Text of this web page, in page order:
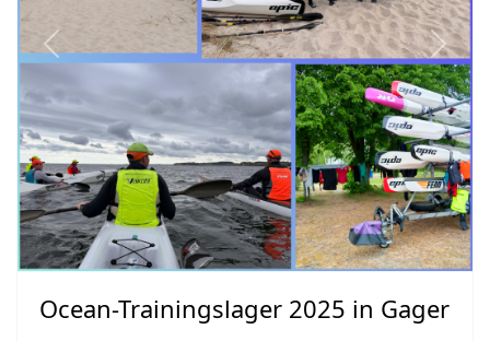
Previous Next
Ocean-Trainingslager 2025 in Gager